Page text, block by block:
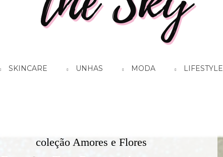
SKINCARE UNHAS MODA LIFESTYLE
coleção Amores e Flores